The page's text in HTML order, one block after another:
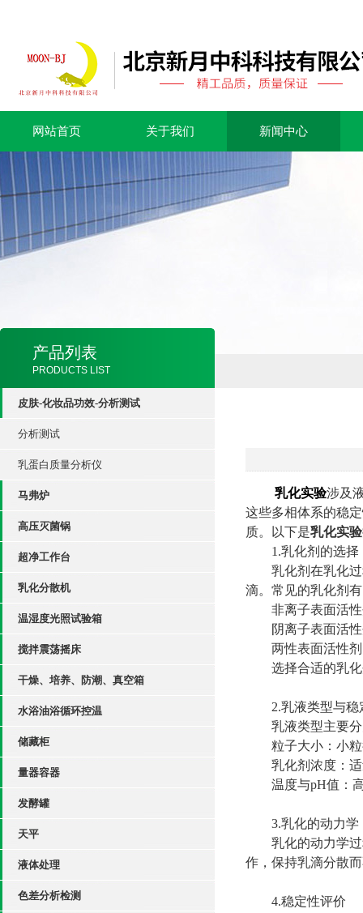
网站首页 关于我们 新闻中心
产品列表
PRODUCTS LIST
皮肤-化妆品功效-分析测试
分析测试
乳蛋白质量分析仪
马弗炉
高压灭菌锅
超净工作台
乳化分散机
温湿度光照试验箱
搅拌震荡摇床
干燥、培养、防潮、真空箱
水浴油浴循环控温
储藏柜
量器容器
发酵罐
天平
液体处理
色差分析检测
乳化实验涉及
这些多相体系的稳
质。以下是乳化实验
1.乳化剂的选择
乳化剂在乳化过
滴。常见的乳化剂
非离子表面活性
阴离子表面活性
两性表面活性剂
选择合适的乳化
2.乳液类型与稳
乳液类型主要分
粒子大小：小粒
乳化剂浓度：适
温度与pH值：高
3.乳化的动力学
乳化的动力学过
作，保持乳滴分散
4.稳定性评价